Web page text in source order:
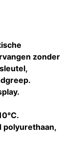
zonder
polyurethaan,